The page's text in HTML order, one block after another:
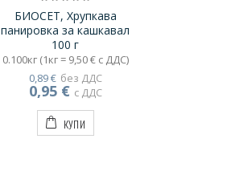
БИОСЕТ, Хрупкава
панировка за кашкавал
100 г
0.100кг (1кг = 9,50 € с ДДС)
без ДДС
0,89 €
с ДДС
0,95 €
КУПИ